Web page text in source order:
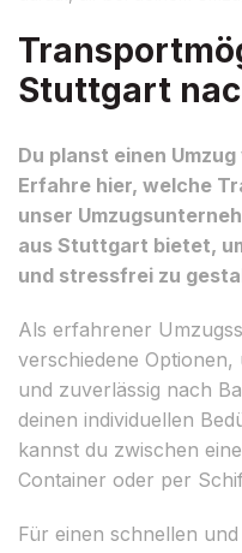
Stuttgart
Du planst einen
Erfahre hier, welche
unser
aus Stuttgart bietet,
und stressfrei zu
Als erfahrener
verschiedene
und zuverlässig nach
deinen individuellen
kannst du zwischen
Container oder per
Für einen schnellen